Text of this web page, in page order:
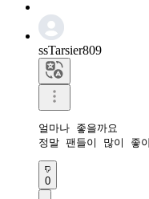
ssTarsier809
얼마나 좋을까요
정말 팬들이 많이 좋
0